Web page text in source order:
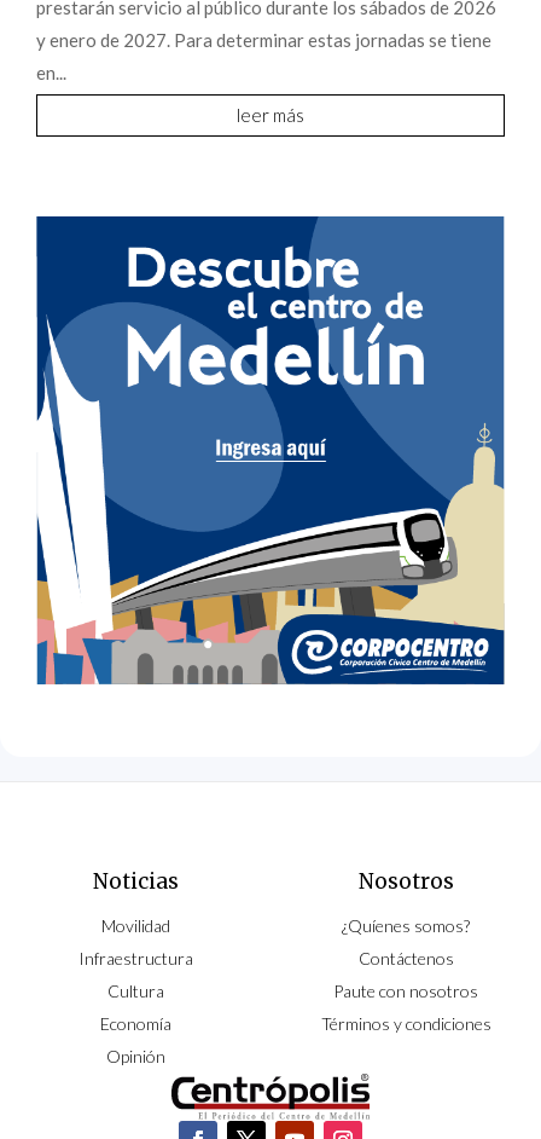
prestarán servicio al público durante los sábados de 2026
y enero de 2027. Para determinar estas jornadas se tiene
en...
leer más
Noticias
Movilidad
Infraestructura
Cultura
Economía
Opinión
Nosotros
¿Quíenes somos?
Contáctenos
Paute con nosotros
Términos y condiciones